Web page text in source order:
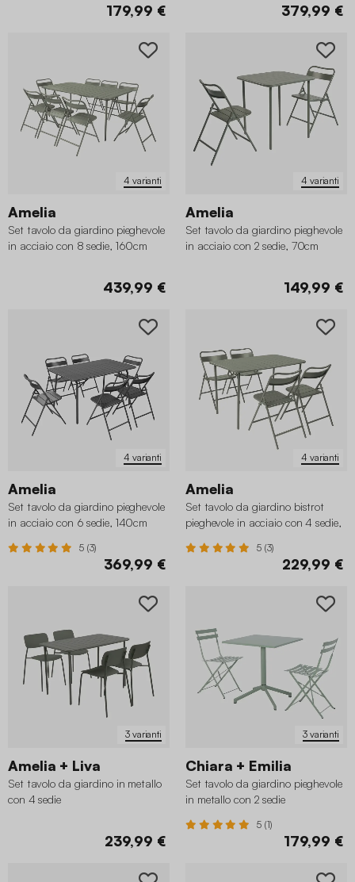
179,99 € 379,99 €
4 varianti
Amelia
Set tavolo da giardino pieghevole
in acciaio con 8 sedie, 160cm
439,99 €
4 varianti
Amelia
Set tavolo da giardino pieghevole
in acciaio con 2 sedie, 70cm
149,99 €
4 varianti
Amelia
Set tavolo da giardino pieghevole
in acciaio con 6 sedie, 140cm
5 (3)
369,99 €
4 varianti
Amelia
Set tavolo da giardino bistrot
pieghevole in acciaio con 4 sedie,
5 (3)
229,99 €
3 varianti
Amelia + Liva
Set tavolo da giardino in metallo
con 4 sedie
239,99 €
3 varianti
Chiara + Emilia
Set tavolo da giardino pieghevole
in metallo con 2 sedie
5 (1)
179,99 €